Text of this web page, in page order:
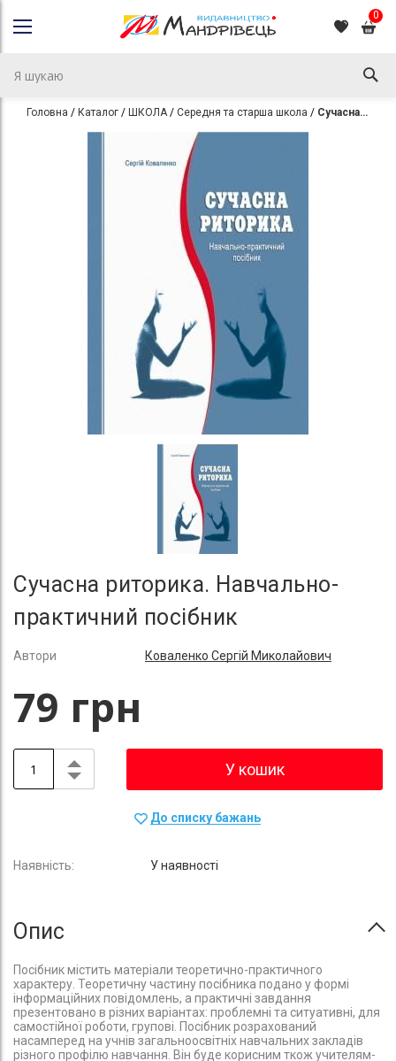
0
Головна Каталог ШКОЛА Середня та старша школа Сучасна риторика. Навчально-практичний посібник
Сучасна риторика. Навчально-
практичний посібник
Автори Коваленко Сергій Миколайович
79 грн
У кошик
До списку бажань
У наявності
Опис
Посібник містить матеріали теоретично-практичного
характеру. Теоретичну частину посібника подано у формі
інформаційних повідомлень, а практичні завдання
презентовано в різних варіантах: проблемні та ситуативні, для
самостійної роботи, групові. Посібник розрахований
насамперед на учнів загальноосвітніх навчальних закладів
різного профілю навчання. Він буде корисним ткож учителям-